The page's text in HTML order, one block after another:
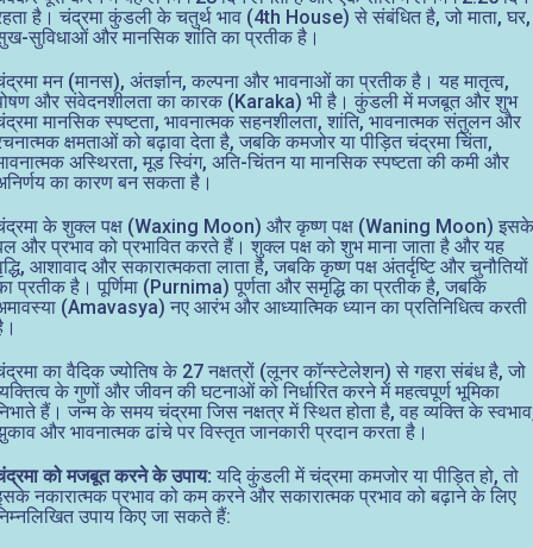
है। चंद्रमा कुंडली के चतुर्थ भाव (4th House) से संबंधित है, जो माता, घर,
सुविधाओं और मानसिक शांति का प्रतीक है।
मन (मानस), अंतर्ज्ञान, कल्पना और भावनाओं का प्रतीक है। यह मातृत्व,
और संवेदनशीलता का कारक (Karaka) भी है। कुंडली में मजबूत और शुभ
मानसिक स्पष्टता, भावनात्मक सहनशीलता, शांति, भावनात्मक संतुलन और
क्षमताओं को बढ़ावा देता है, जबकि कमजोर या पीड़ित चंद्रमा चिंता,
अस्थिरता, मूड स्विंग, अति-चिंतन या मानसिक स्पष्टता की कमी और
का कारण बन सकता है।
के शुक्ल पक्ष (Waxing Moon) और कृष्ण पक्ष (Waning Moon) इसके
और प्रभाव को प्रभावित करते हैं। शुक्ल पक्ष को शुभ माना जाता है और यह
आशावाद और सकारात्मकता लाता है, जबकि कृष्ण पक्ष अंतर्दृष्टि और चुनौतियों
प्रतीक है। पूर्णिमा (Purnima) पूर्णता और समृद्धि का प्रतीक है, जबकि
(Amavasya) नए आरंभ और आध्यात्मिक ध्यान का प्रतिनिधित्व करती
का वैदिक ज्योतिष के 27 नक्षत्रों (लूनर कॉन्स्टेलेशन) से गहरा संबंध है, जो
के गुणों और जीवन की घटनाओं को निर्धारित करने में महत्वपूर्ण भूमिका
हैं। जन्म के समय चंद्रमा जिस नक्षत्र में स्थित होता है, वह व्यक्ति के
और भावनात्मक ढांचे पर विस्तृत जानकारी प्रदान करता है।
को मजबूत करने के उपाय: यदि कुंडली में चंद्रमा कमजोर या पीड़ित हो, तो
नकारात्मक प्रभाव को कम करने और सकारात्मक प्रभाव को बढ़ाने के लिए
उपाय किए जा सकते हैं: